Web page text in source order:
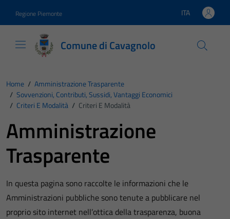
Regione Piemonte Lingua attiva:
ITA
Comune di Cavagnolo
Home / Amministrazione Trasparente
/ Sovvenzioni, Contributi, Sussidi, Vantaggi Economici
/ Criteri E Modalità / Criteri E Modalità
Amministrazione
Trasparente
In questa pagina sono raccolte le informazioni che le
Amministrazioni pubbliche sono tenute a pubblicare nel
proprio sito internet nell’ottica della trasparenza, buona